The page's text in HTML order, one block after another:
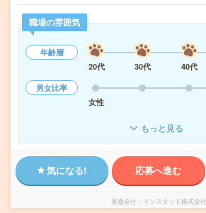
職場の雰囲気
年齢層
20代
30代 40代
男女比率
女性
もっと見る
気になる! 応募へ進む
派遣会社 ランスタッド株式会社